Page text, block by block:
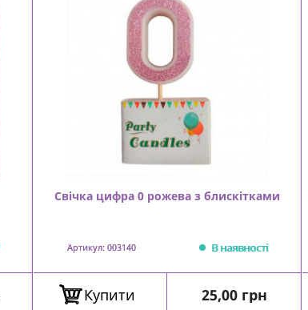
Свічка цифра 0 рожева з блискітками
Артикул: 003140 В наявності
Купити Ціна
25,00 грн